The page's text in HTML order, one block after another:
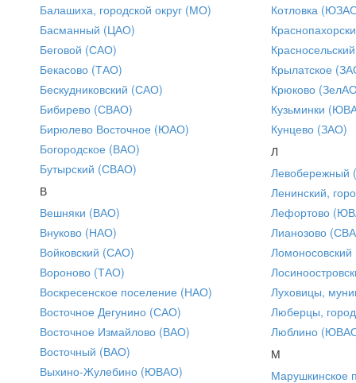
Балашиха, городской округ (МО)
Басманный (ЦАО)
Беговой (САО)
Бекасово (ТАО)
Бескудниковский (САО)
Бибирево (СВАО)
Бирюлево Восточное (ЮАО)
Богородское (ВАО)
Бутырский (СВАО)
В
Вешняки (ВАО)
Внуково (НАО)
Войковский (САО)
Вороново (ТАО)
Воскресенское поселение (НАО)
Восточное Дегунино (САО)
Восточное Измайлово (ВАО)
Восточный (ВАО)
Выхино-Жулебино (ЮВАО)
Котловка
Крылатское
Крюково
Кузьминки
Кунцево (ЗАО)
Л
Ленинский,
Лефортово
Лианозово
Луховицы,
Люберцы,
Люблино
М
Марушкинское